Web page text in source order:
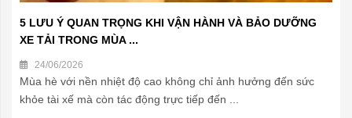
5 LƯU Ý QUAN TRỌNG KHI VẬN HÀNH VÀ BẢO DƯỠNG
XE TẢI TRONG MÙA ...
24/06/2026
Mùa hè với nền nhiệt độ cao không chỉ ảnh hưởng đến sức
khỏe tài xế mà còn tác động trực tiếp đến ...